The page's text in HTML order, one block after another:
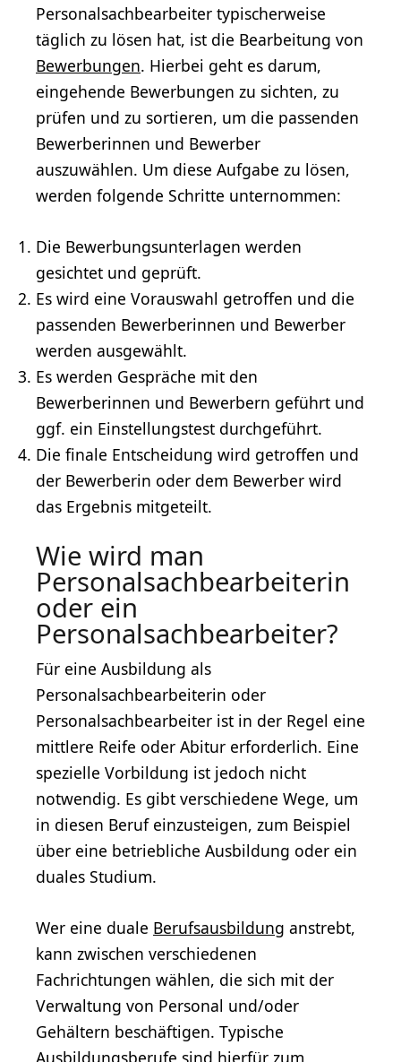
Personalsachbearbeiter typischerweise
täglich zu lösen hat, ist die Bearbeitung von
Bewerbungen. Hierbei geht es darum,
eingehende Bewerbungen zu sichten, zu
prüfen und zu sortieren, um die passenden
Bewerberinnen und Bewerber
auszuwählen. Um diese Aufgabe zu lösen,
werden folgende Schritte unternommen:
Die Bewerbungsunterlagen werden
gesichtet und geprüft.
Es wird eine Vorauswahl getroffen und die
passenden Bewerberinnen und Bewerber
werden ausgewählt.
Es werden Gespräche mit den
Bewerberinnen und Bewerbern geführt und
ggf. ein Einstellungstest durchgeführt.
Die finale Entscheidung wird getroffen und
der Bewerberin oder dem Bewerber wird
das Ergebnis mitgeteilt.
Wie wird man
Personalsachbearbeiterin
oder ein
Personalsachbearbeiter?
Für eine Ausbildung als
Personalsachbearbeiterin oder
Personalsachbearbeiter ist in der Regel eine
mittlere Reife oder Abitur erforderlich. Eine
spezielle Vorbildung ist jedoch nicht
notwendig. Es gibt verschiedene Wege, um
in diesen Beruf einzusteigen, zum Beispiel
über eine betriebliche Ausbildung oder ein
duales Studium.
Wer eine duale Berufsausbildung anstrebt,
kann zwischen verschiedenen
Fachrichtungen wählen, die sich mit der
Verwaltung von Personal und/oder
Gehältern beschäftigen. Typische
Ausbildungsberufe sind hierfür zum